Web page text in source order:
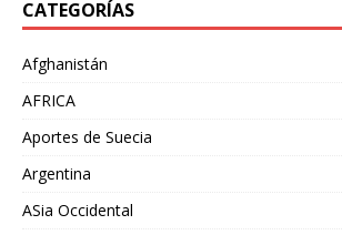
CATEGORÍAS
Afghanistán
AFRICA
Aportes de Suecia
Argentina
ASia Occidental